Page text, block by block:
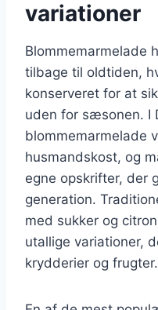
variationer
Blommemarmelade
tilbage til oldtiden,
konserveret for at
uden for sæsonen. I
blommemarmelade
husmandskost, og
egne opskrifter, der
generation.
med sukker og
utallige variationer,
krydderier og frugter.